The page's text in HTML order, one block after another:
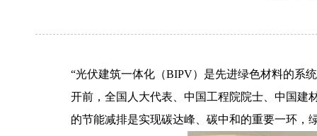
“光伏建筑一体化（BIPV）是先进绿色材料的系
开前，全国人大代表、中国工程院院士、中国建
的节能减排是实现碳达峰、碳中和的重要一环，